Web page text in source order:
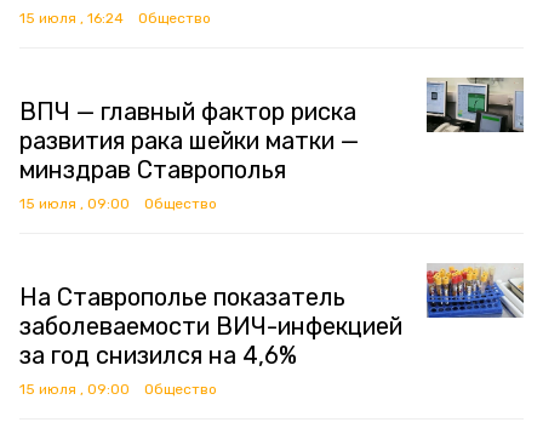
15 июля , 16:24 Общество
ВПЧ — главный фактор риска
развития рака шейки матки —
минздрав Ставрополья
15 июля , 09:00 Общество
На Ставрополье показатель
заболеваемости ВИЧ-инфекцией
за год снизился на 4,6%
15 июля , 09:00 Общество